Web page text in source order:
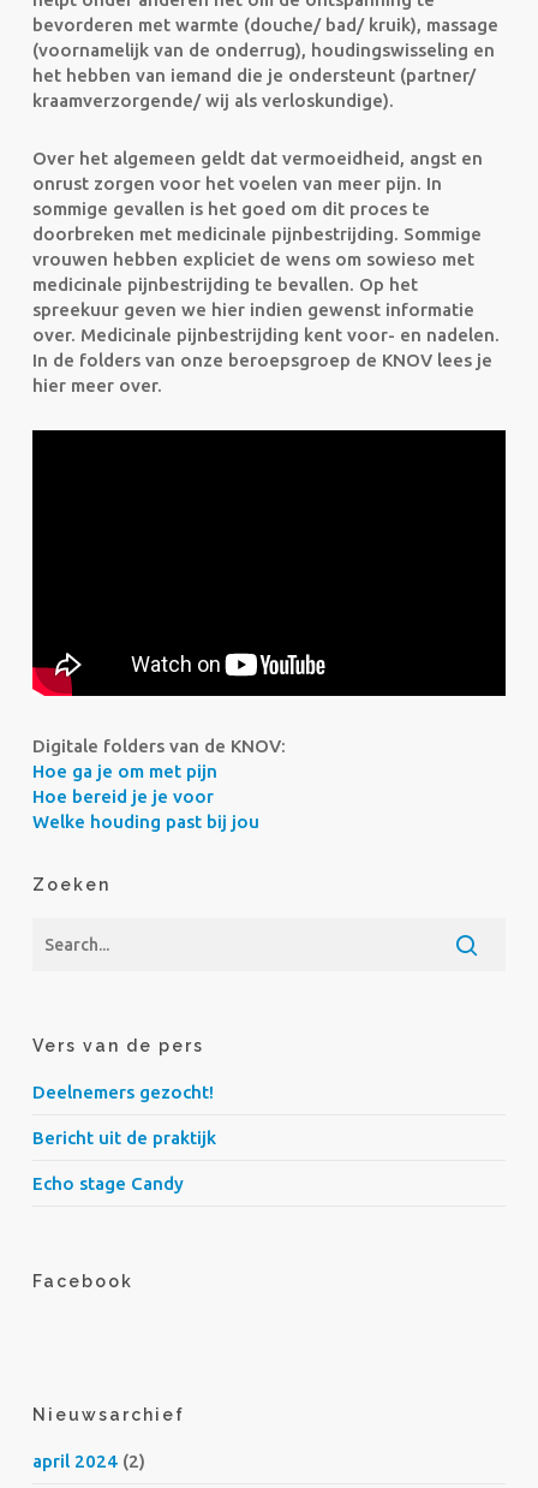
bevorderen met warmte (douche/ bad/ kruik), massage
(voornamelijk van de onderrug), houdingswisseling en
het hebben van iemand die je ondersteunt (partner/
kraamverzorgende/ wij als verloskundige).
Over het algemeen geldt dat vermoeidheid, angst en
onrust zorgen voor het voelen van meer pijn. In
sommige gevallen is het goed om dit proces te
doorbreken met medicinale pijnbestrijding. Sommige
vrouwen hebben expliciet de wens om sowieso met
medicinale pijnbestrijding te bevallen. Op het
spreekuur geven we hier indien gewenst informatie
over. Medicinale pijnbestrijding kent voor- en nadelen.
In de folders van onze beroepsgroep de KNOV lees je
hier meer over.
Digitale folders van de KNOV:
Hoe ga je om met pijn
Hoe bereid je je voor
Welke houding past bij jou
Zoeken
Vers van de pers
Deelnemers gezocht!
Bericht uit de praktijk
Echo stage Candy
Facebook
Nieuwsarchief
april 2024(2)